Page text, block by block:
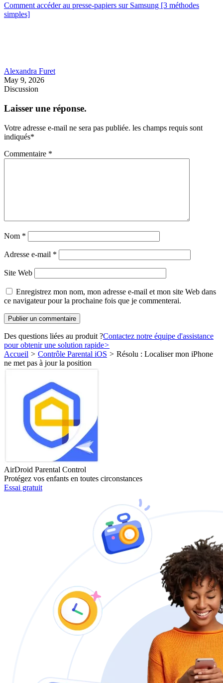
Comment accéder au presse-papiers sur Samsung [3 méthodes
simples]
Alexandra Furet
May 9, 2026
Discussion
Laisser une réponse.
Votre adresse e-mail ne sera pas publiée. les champs requis sont
indiqués*
Commentaire *
Nom *
Adresse e-mail *
Site Web
Enregistrez mon nom, mon adresse e-mail et mon site Web dans
ce navigateur pour la prochaine fois que je commenterai.
Des questions liées au produit ?Contactez notre équipe d'assistance
pour obtenir une solution rapide>
Accueil > Contrôle Parental iOS > Résolu : Localiser mon iPhone
ne met pas à jour la position
AirDroid Parental Control
Protégez vos enfants en toutes circonstances
Essai gratuit